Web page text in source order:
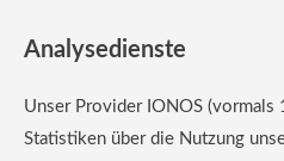
Analysedienste
Unser Provider IONOS
Statistiken über die Nutzung